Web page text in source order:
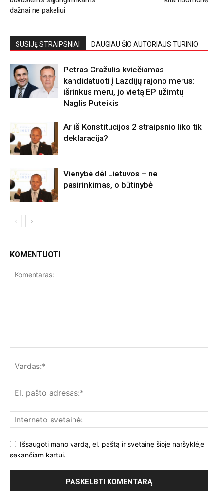
dažnai ne pakeliui
SUSIJĘ STRAIPSNIAI DAUGIAU ŠIO AUTORIAUS TURINIO
Petras Gražulis kviečiamas
kandidatuoti į Lazdijų rajono merus:
išrinkus meru, jo vietą EP užimtų
Naglis Puteikis
Ar iš Konstitucijos 2 straipsnio liko tik
deklaracija?
Vienybė dėl Lietuvos – ne
pasirinkimas, o būtinybė
KOMENTUOTI
Išsaugoti mano vardą, el. paštą ir svetainę šioje naršyklėje
sekančiam kartui.